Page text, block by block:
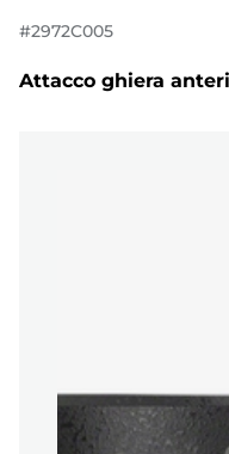
#2972C005
Attacco ghiera